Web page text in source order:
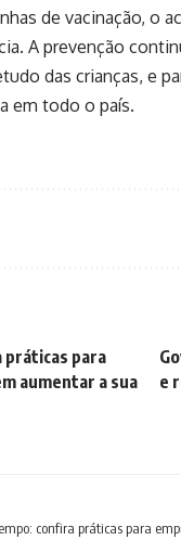
de vacinação, o
A prevenção
das crianças, e
em todo o país.
práticas para
aumentar a sua
e
confira práticas para